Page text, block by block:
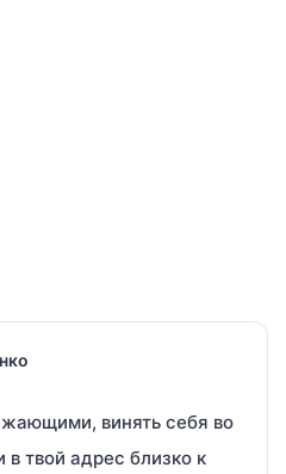
винять себя во
твой адрес близко к